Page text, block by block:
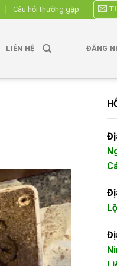
Câu hỏi thường gặp
LIÊN HỆ ĐĂNG